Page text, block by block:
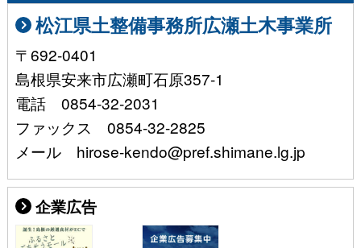
松江県土整備事務所広瀬土木事業所
〒692-0401
島根県安来市広瀬町石原357-1
電話 0854-32-2031
ファックス 0854-32-2825
メール hirose-kendo@pref.shimane.lg.jp
企業広告